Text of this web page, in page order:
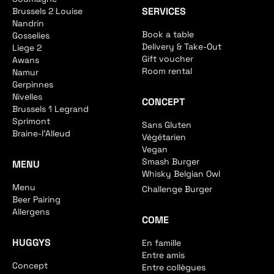
Brussels 2 Louise
Nandrin
Gosselies
Liege 2
Awans
Namur
Gerpinnes
Nivelles
Brussels 1 Legrand
Sprimont
Braine-l'Alleud
MENU
Menu
Beer Pairing
Allergens
HUGGYS
Concept
SERVICES
Book a table
Delivery & Take-Out
Gift voucher
Room rental
CONCEPT
Sans Gluten
Végétarien
Vegan
Smash Burger
Whisky Belgian Owl
Challenge Burger
COME
En famille
Entre amis
Entre collègues